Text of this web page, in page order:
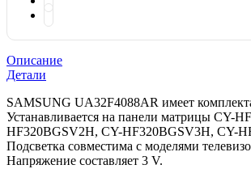
Описание
Детали
SAMSUNG UA32F4088AR имеет
Устанавливается на панели матрицы
HF320BGSV2H, CY-HF320BGSV3H, CY-
Подсветка совместима с моделями
Напряжение составляет 3 V.